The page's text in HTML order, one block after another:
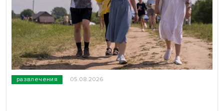
развлечения 05.08.2026